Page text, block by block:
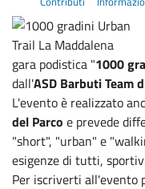
gara podistica "1000
dall'ASD Barbuti Team
L'evento è realizzato
del Parco e prevede
"short", "urban" e
esigenze di tutti,
Per iscriverti all'evento